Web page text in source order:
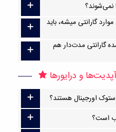
نمی‌شوند؟
گارانتی میشه، باید
گارانتی مدت‌دار هم
و درایورها
اورجینال هستند؟
است؟